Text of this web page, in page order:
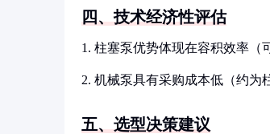
四、技术经济性评估
1. 柱塞泵优势体现在容积效率（
2. 机械泵具有采购成本低（约为
五、选型决策建议